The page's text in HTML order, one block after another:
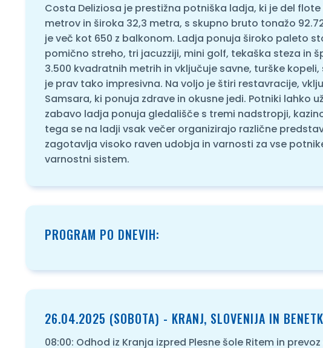
Costa Deliziosa je prestižna potniška ladja, ki je del
metrov in široka 32,3 metra, s skupno bruto tonažo
je več kot 650 z balkonom. Ladja ponuja široko paleto
pomično streho, tri jacuzziji, mini golf, tekaška steza in
3.500 kvadratnih metrih in vključuje savne, turške
je prav tako impresivna. Na voljo je štiri restavracije,
Samsara, ki ponuja zdrave in okusne jedi. Potniki lahko
zabavo ladja ponuja gledališče s tremi nadstropji,
tega se na ladji vsak večer organizirajo različne
zagotavlja visoko raven udobja in varnosti za vse
varnostni sistem.
PROGRAM PO DNEVIH:
26.04.2025 (SOBOTA) - KRANJ, SLOVENIJA IN
08:00: Odhod iz Kranja izpred Plesne šole Ritem in